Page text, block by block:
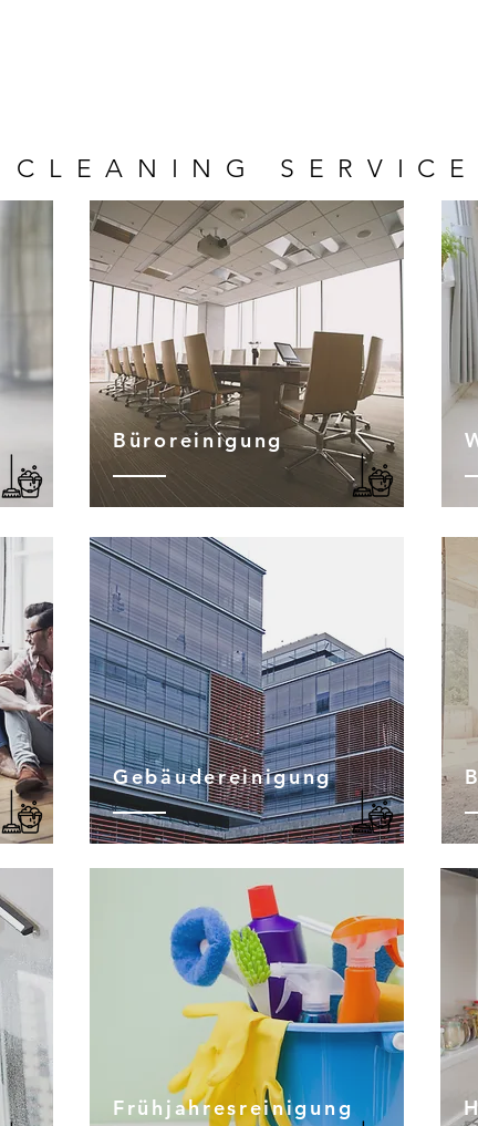
CLEANING SERVICE
Büroreinigung
Gebäudereinigung
Frühjahresreinigung